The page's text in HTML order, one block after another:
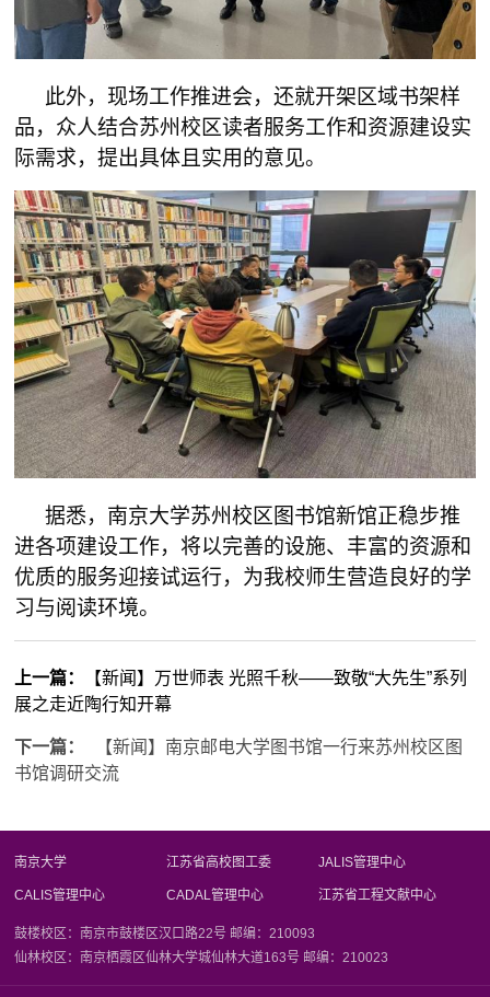
此外，现场工作推进会，还就开架区域书架样
品，众人结合苏州校区读者服务工作和资源建设实
际需求，提出具体且实用的意见。
据悉，南京大学苏州校区图书馆新馆正稳步推
进各项建设工作，将以完善的设施、丰富的资源和
优质的服务迎接试运行，为我校师生营造良好的学
习与阅读环境。
上一篇：
【新闻】万世师表 光照千秋——致敬“大先生”系列
展之走近陶行知开幕
下一篇：
【新闻】南京邮电大学图书馆一行来苏州校区图
书馆调研交流
南京大学 江苏省高校图工委 JALIS管理中心
CALIS管理中心 CADAL管理中心 江苏省工程文献中心
鼓楼校区：南京市鼓楼区汉口路22号 邮编：210093
仙林校区：南京栖霞区仙林大学城仙林大道163号 邮编：210023